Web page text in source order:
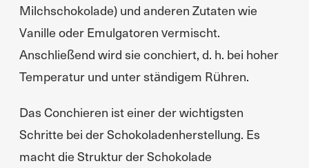
Milchschokolade) und anderen Zutaten wie
Vanille oder Emulgatoren vermischt.
Anschließend wird sie conchiert, d. h. bei hoher
Temperatur und unter ständigem Rühren.
Das Conchieren ist einer der wichtigsten
Schritte bei der Schokoladenherstellung. Es
macht die Struktur der Schokolade